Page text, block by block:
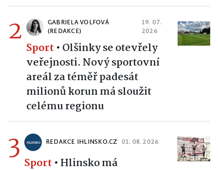
2
GABRIELA VOLFOVÁ
(REDAKCE)
19. 07.
2026
Sport • Olšinky se otevřely
veřejnosti. Nový sportovní
areál za téměř padesát
milionů korun má sloužit
celému regionu
3 REDAKCE IHLINSKO.CZ 01. 08. 2026
Sport • Hlinsko má